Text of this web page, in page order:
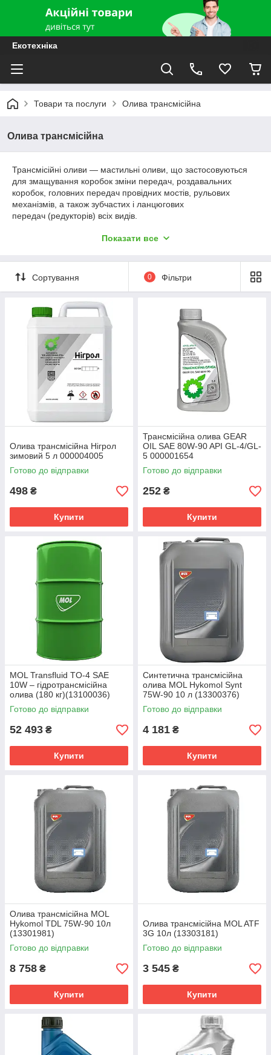
Екотехніка
Товари та послуги Олива трансмісійна
Олива трансмісійна
Трансмісійні оливи — мастильні оливи, що застосовуються
для змащування коробок зміни передач, роздавальних
коробок, головних передач провідних мостів, рульових
механізмів, а також зубчастих і ланцюгових
передач (редукторів) всіх видів.
очищення залишкових нафтових масел з додаванням
В'язкість Трансмісійної оливи 6—20 мм²/с при 100oС. Відкриті
зубчасті передачі змащують особливо в'язкими (50—500 мм²/
с при 100°С) залишковими оліями з присадками.
Для змащування провідних мостів із гіпоїдною
передачею застосовують гіпоїдні оливи (містять присадки,
що вступають з матеріалом у хімічну реакцію з утворенням
сполук, що виконують функцію протизадирних покриттів).
Застосування непризначених для гіпоїдних передач масел
неприпустимо (головна передача дуже швидко вийде з
експлуатації).
Показати все
Сортування 0 Фільтри
Олива трансмісійна Нігрол
зимовий 5 л 000004005
Готово до відправки
498 ₴
Купити
Трансмісійна олива GEAR
OIL SAE 80W-90 API GL-4/GL-
5 000001654
Готово до відправки
252 ₴
Купити
MOL Transfluid TO-4 SAE
10W – гідротрансмісійна
олива (180 кг)(13100036)
Готово до відправки
52 493 ₴
Купити
Синтетична трансмісійна
олива MOL Hykomol Synt
75W-90 10 л (13300376)
Готово до відправки
4 181 ₴
Купити
Олива трансмісійна MOL
Hykomol TDL 75W-90 10л
(13301981)
Готово до відправки
8 758 ₴
Купити
Олива трансмісійна MOL ATF
3G 10л (13303181)
Готово до відправки
3 545 ₴
Купити